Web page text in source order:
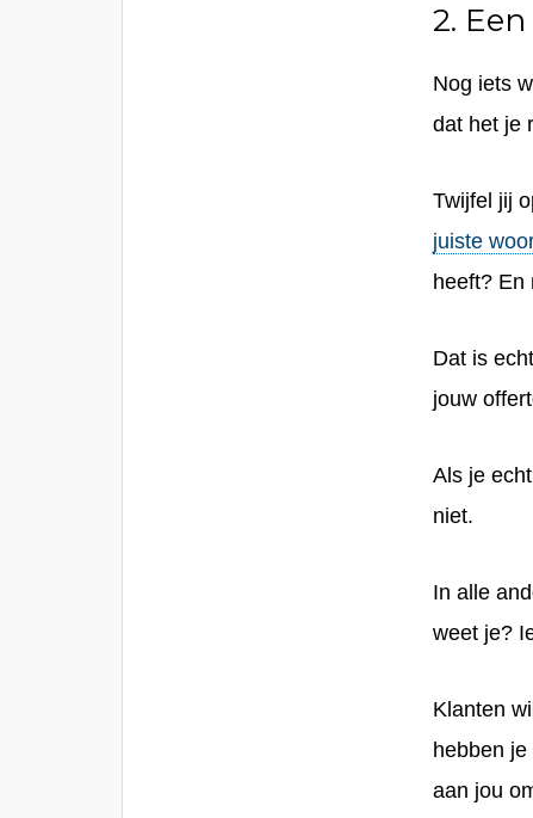
2.
Nog iets
dat het je
Twijfel jij
juiste
heeft? En
Dat is
jouw
Als je
niet.
In alle
weet je?
Klanten
hebben
aan jou